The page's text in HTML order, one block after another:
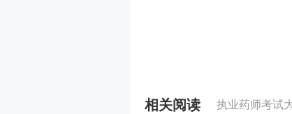
相关阅读 执业药师考试